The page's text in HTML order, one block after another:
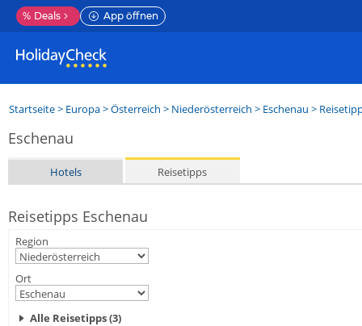
% Deals App öffnen
Startseite> Europa>Österreich > Niederösterreich > Eschenau >
Eschenau
Hotels Reisetipps
Reisetipps Eschenau
Region
Ort
Alle Reisetipps (3)